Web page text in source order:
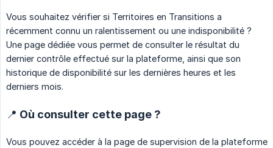
Vous souhaitez vérifier si Territoires en Transitions a
récemment connu un ralentissement ou une indisponibilité ?
Une page dédiée vous permet de consulter le résultat du
dernier contrôle effectué sur la plateforme, ainsi que son
historique de disponibilité sur les dernières heures et les
derniers mois.
📍 Où consulter cette page ?
Vous pouvez accéder à la page de supervision de la plateforme